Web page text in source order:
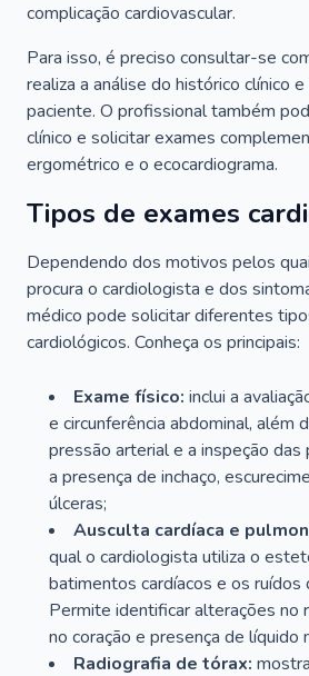
complicação cardiovascular.
Para isso, é preciso consultar-se
realiza a análise do histórico clínico
paciente. O profissional também
clínico e solicitar exames
ergométrico e o ecocardiograma.
Tipos de exames
Dependendo dos motivos pelos
procura o cardiologista e dos
médico pode solicitar diferentes
cardiológicos. Conheça os principais:
Exame físico: inclui a
e circunferência abdominal, além
pressão arterial e a inspeção das
a presença de inchaço,
úlceras;
Ausculta cardíaca e
qual o cardiologista utiliza o
batimentos cardíacos e os ruídos
Permite identificar alterações no
no coração e presença de líquido
Radiografia de tórax: